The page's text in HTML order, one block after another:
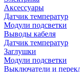
Аксессуары
Датчик температур
Модули подсветки
Выводы кабеля
Датчик температур
Заглушки
Модули подсветки
Выключатели и